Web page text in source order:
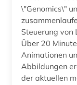
\"Genomics\"
Steuerung von
Über 20
Animationen
Abbildungen
der aktuellen